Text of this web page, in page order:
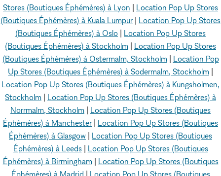
Stores (Boutiques Éphémères) à Lyon
Location Pop Up Stores
(Boutiques Éphémères) à Kuala Lumpur
Location Pop Up Stores
(Boutiques Éphémères) à Oslo
Location Pop Up Stores
(Boutiques Éphémères) à Stockholm
Location Pop Up Stores
(Boutiques Éphémères) à Ostermalm, Stockholm| Location Pop
Up Stores (Boutiques Éphémères) à Sodermalm, Stockholm
Location Pop Up Stores (Boutiques Éphémères) à Kungsholmen,
Stockholm
Location Pop Up Stores (Boutiques Éphémères) à
Norrmalm, Stockholm
Location Pop Up Stores (Boutiques
Éphémères) à Manchester
Location Pop Up Stores (Boutiques
Éphémères) à Glasgow
Location Pop Up Stores (Boutiques
Éphémères) à Leeds| Location Pop Up Stores (Boutiques
Éphémères) à Birmingham| Location Pop Up Stores (Boutiques
Éphémères) à Madrid
Location Pop Up Stores (Boutiques